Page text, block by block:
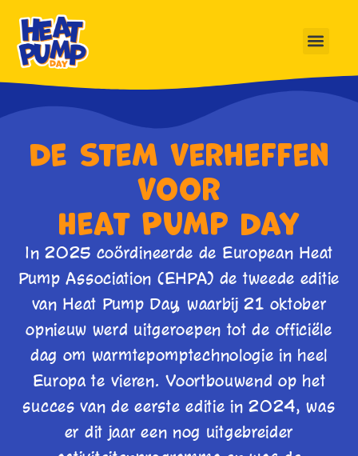
de stem verheffen
voor
Heat Pump Day
In 2025 coördineerde de European Heat
Pump Association (EHPA) de tweede editie
van Heat Pump Day, waarbij 21 oktober
opnieuw werd uitgeroepen tot de officiële
dag om warmtepomptechnologie in heel
Europa te vieren. Voortbouwend op het
succes van de eerste editie in 2024, was
er dit jaar een nog uitgebreider